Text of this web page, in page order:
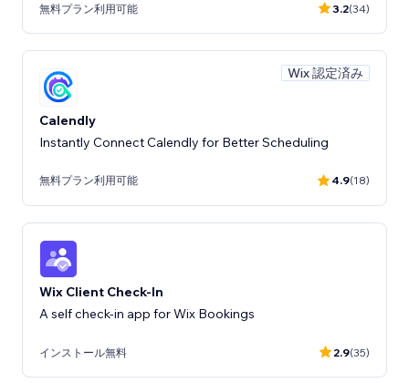
無料プラン利用可能 3.2(34)
Wix 認定済み
Calendly
Instantly Connect Calendly for Better Scheduling
無料プラン利用可能 4.9(18)
Wix Client Check-In
A self check-in app for Wix Bookings
インストール無料 2.9(35)